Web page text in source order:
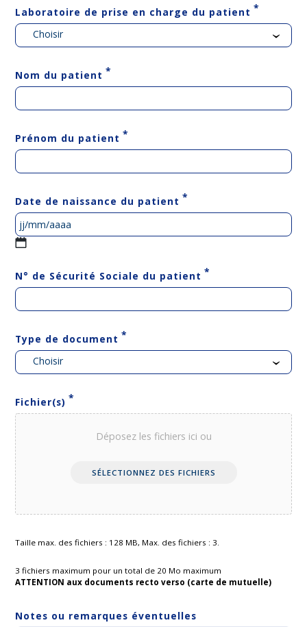
Laboratoire de prise en charge du patient *
Choisir
Nom du patient *
Prénom du patient *
Date de naissance du patient *
MM
slash
N° de Sécurité Sociale du patient *
Type de document *
Choisir
Fichier(s) *
Déposez les fichiers ici ou
SÉLECTIONNEZ DES FICHIERS
Taille max. des fichiers : 128 MB, Max. des fichiers : 3.
3 fichiers maximum pour un total de 20 Mo maximum
ATTENTION aux documents recto verso (carte de mutuelle)
Notes ou remarques éventuelles